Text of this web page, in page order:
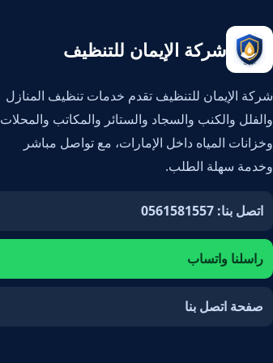
شركة الإيمان للتنظيف
شركة الإيمان للتنظيف تقدم خدمات تنظيف المنازل
والفلل والكنب والسجاد والستائر والمكاتب والمحلات
وخزانات المياه داخل الإمارات، مع تواصل مباشر
وخدمة سهلة الطلب.
اتصل بنا: 0561581557
راسلنا واتساب
صفحة اتصل بنا